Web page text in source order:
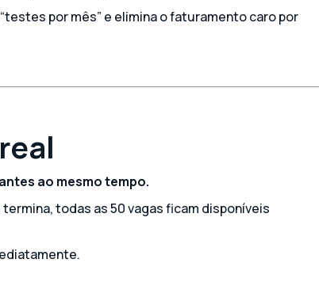
por mês” e elimina o faturamento caro por
ao mesmo tempo.
todas as 50 vagas ficam disponíveis